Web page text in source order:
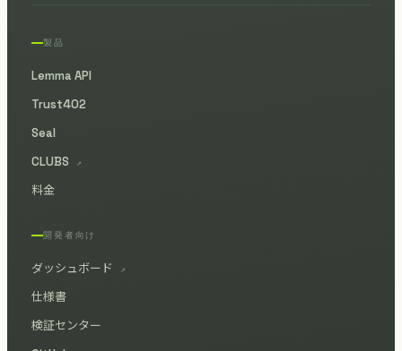
製品
Lemma API
Trust402
Seal
CLUBS
↗
料金
開発者向け
ダッシュボード ↗
仕様書
検証センター